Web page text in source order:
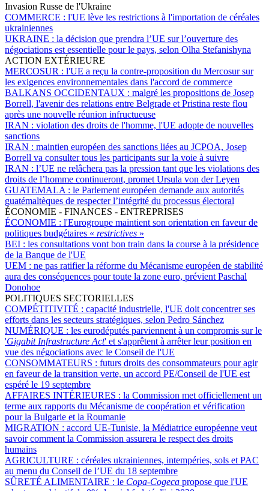
Invasion Russe de l'Ukraine
COMMERCE : l'UE lève les restrictions à l'importation de céréales
ukrainiennes
UKRAINE : la décision que prendra l’UE sur l’ouverture des
négociations est essentielle pour le pays, selon Olha Stefanishyna
ACTION EXTÉRIEURE
MERCOSUR : l'UE a reçu la contre-proposition du Mercosur sur
les exigences environnementales dans l'accord de commerce
BALKANS OCCIDENTAUX : malgré les propositions de Josep
Borrell, l'avenir des relations entre Belgrade et Pristina reste flou
après une nouvelle réunion infructueuse
IRAN : violation des droits de l'homme, l'UE adopte de nouvelles
sanctions
IRAN : maintien européen des sanctions liées au JCPOA, Josep
Borrell va consulter tous les participants sur la voie à suivre
IRAN : l’UE ne relâchera pas la pression tant que les violations des
droits de l’homme continueront, promet Ursula von der Leyen
GUATEMALA : le Parlement européen demande aux autorités
guatémaltèques de respecter l’intégrité du processus électoral
ÉCONOMIE - FINANCES - ENTREPRISES
ÉCONOMIE : l'Eurogroupe maintient son orientation en faveur de
politiques budgétaires « restrictives »
BEI : les consultations vont bon train dans la course à la présidence
de la Banque de l'UE
UEM : ne pas ratifier la réforme du Mécanisme européen de stabilité
aura des conséquences pour toute la zone euro, prévient Paschal
Donohoe
POLITIQUES SECTORIELLES
COMPÉTITIVITÉ : capacité industrielle, l'UE doit concentrer ses
efforts dans les secteurs stratégiques, selon Pedro Sánchez
NUMÉRIQUE : les eurodéputés parviennent à un compromis sur le
'Gigabit Infrastructure Act' et s'apprêtent à arrêter leur position en
vue des négociations avec le Conseil de l'UE
CONSOMMATEURS : futurs droits des consommateurs pour agir
en faveur de la transition verte, un accord PE/Conseil de l'UE est
espéré le 19 septembre
AFFAIRES INTÉRIEURES : la Commission met officiellement un
terme aux rapports du Mécanisme de coopération et vérification
pour la Bulgarie et la Roumanie
MIGRATION : accord UE-Tunisie, la Médiatrice européenne veut
savoir comment la Commission assurera le respect des droits
humains
AGRICULTURE : céréales ukrainiennes, intempéries, sols et PAC
au menu du Conseil de l’UE du 18 septembre
SÛRETÉ ALIMENTAIRE : le Copa-Cogeca propose que l'UE